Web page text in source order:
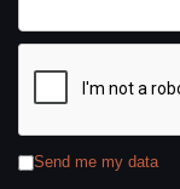
Send me my data